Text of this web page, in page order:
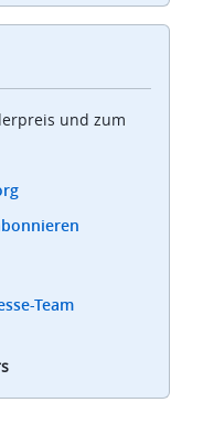
und zum
Team